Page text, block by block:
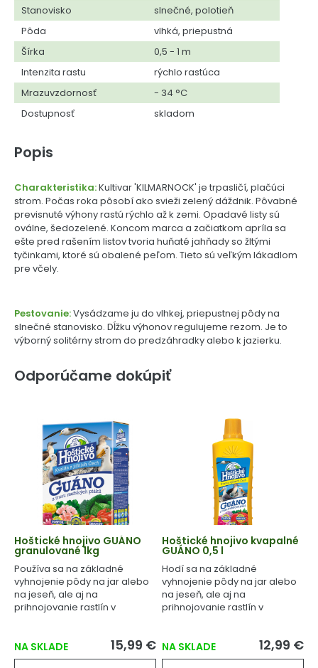
Stanovisko
slnečné, polotieň
Pôda
vlhká, priepustná
Šírka
0,5 - 1 m
Intenzita rastu
rýchlo rastúca
Mrazuvzdornosť
- 34 °C
Dostupnosť
skladom
Popis
Charakteristika:Kultivar 'KILMARNOCK' je trpasličí, plačúci
strom. Počas roka pôsobí ako svieži zelený dáždnik. Pôvabné
previsnuté výhony rastú rýchlo až k zemi. Opadavé listy sú
oválne, šedozelené. Koncom marca a začiatkom apríla sa
ešte pred rašením listov tvoria huňaté jahňady so žltými
tyčinkami, ktoré sú obalené peľom. Tieto sú veľkým lákadlom
pre včely.
Pestovanie:Vysádzame ju do vlhkej, priepustnej pôdy na
slnečné stanovisko. Dĺžku výhonov regulujeme rezom. Je to
výborný solitérny strom do predzáhradky alebo k jazierku.
Odporúčame dokúpiť
Hoštické hnojivo GUÁNO
granulované 1kg
Používa sa na základné
vyhnojenie pôdy na jar alebo
na jeseň, ale aj na
prihnojovanie rastlín v
NA SKLADE 15,99 €
Hoštické hnojivo kvapalné
GUÁNO 0,5 l
Hodí sa na základné
vyhnojenie pôdy na jar alebo
na jeseň, ale aj na
prihnojovanie rastlín v
NA SKLADE 12,99 €